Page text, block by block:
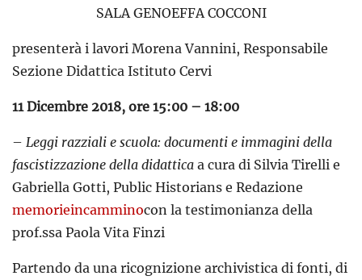
SALA GENOEFFA COCCONI
presenterà i lavori Morena Vannini, Responsabile
Sezione Didattica Istituto Cervi
11 Dicembre 2018, ore 15:00 – 18:00
– Leggi razziali e scuola: documenti e immagini della
fascistizzazione della didattica a cura di Silvia Tirelli e
Gabriella Gotti, Public Historians e Redazione
memorieincamminocon la testimonianza della
prof.ssa Paola Vita Finzi
Partendo da una ricognizione archivistica di fonti, di